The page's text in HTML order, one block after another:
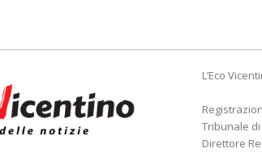
L’Eco
Tribunale
Direttore